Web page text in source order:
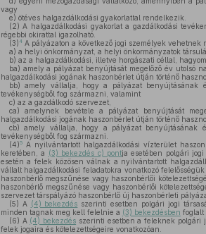
vagy
e) ötéves halgazdálkodási gyakorlattal rendelkezik.
(2) A halgazdálkodási gyakorlat a gazdálkodási
régebbi okirattal igazolható.
(3)4A pályázaton a következő jogi személyek vehetnek
a) a helyi önkormányzat, a helyi önkormányzatok
b) az a halgazdálkodási, illetve horgászati céllal,
ba) amely a pályázat benyújtását megelőző év utolsó
halgazdálkodási jogának haszonbérlet útján történő
bb) amely vállalja, hogy a pályázat
tevékenységből fog származni, valamint
c) az a gazdálkodó szervezet,
ca) amelynek bevétele a pályázat benyújtását
halgazdálkodási jogának haszonbérlet útján történő
cb) amely vállalja, hogy a pályázat
tevékenységből fog származni.
(4)5A nyilvántartott halgazdálkodási vízterület
keretében, a (3) bekezdés c) pontja esetében polgári
esetén a felek közösen válnak a nyilvántartott
vállalt halgazdálkodási feladatokra vonatkozó
haszonbérlő megszűnése vagy haszonbérlői
haszonbérlő megszűnése vagy haszonbérlői
szervezet társpályázó haszonbérlő új haszonbérleti
(5) A (4) bekezdés szerinti esetben polgári jogi
minden tagnak meg kell felelnie a (3) bekezdésben foglalt
(6) A (4) bekezdés szerinti esetben a feleknek polgári
felek jogaira és kötelezettségeire vonatkozóan.